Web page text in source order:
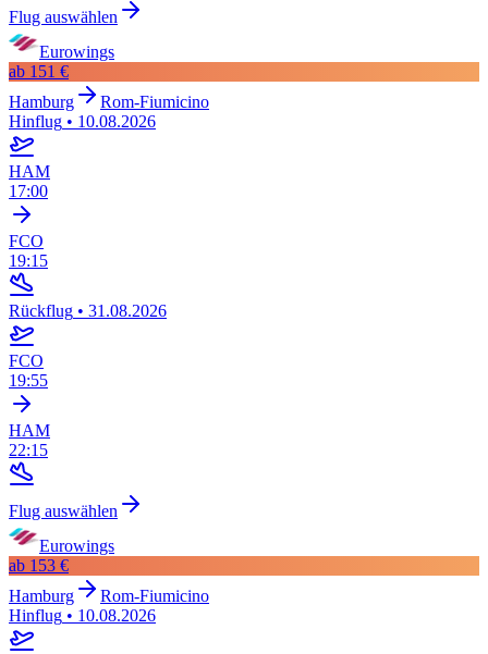
Flug auswählen
Eurowings
ab 151 €
Hamburg
Rom-Fiumicino
Hinflug • 10.08.2026
HAM
17:00
FCO
19:15
Rückflug • 31.08.2026
FCO
19:55
HAM
22:15
Flug auswählen
Eurowings
ab 153 €
Hamburg
Rom-Fiumicino
Hinflug • 10.08.2026